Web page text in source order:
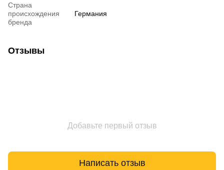
Страна
происхождения
бренда
Германия
Отзывы
Добавьте первый отзыв
Написать отзыв